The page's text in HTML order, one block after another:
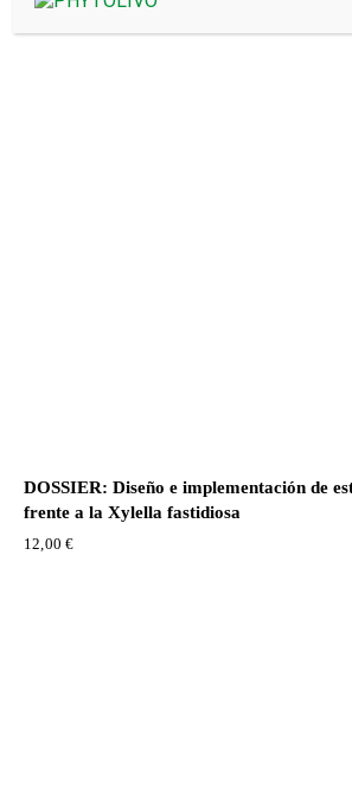
DOSSIER: Diseño e implementación de
frente a la Xylella fastidiosa
12,00€